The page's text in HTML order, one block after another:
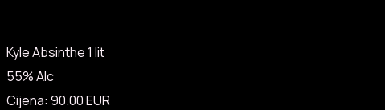
Kyle Absinthe 1 lit
55% Alc
Cijena: 90.00 EUR